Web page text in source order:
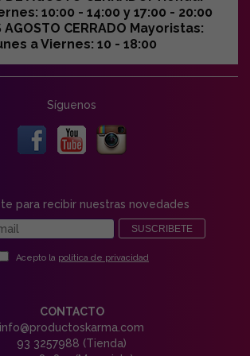
10:00 - 14:00 y 17:00 - 20:00
AGOSTO CERRADO Mayoristas:
a Viernes: 10 - 18:00
Síguenos
para recibir nuestras novedades
SUSCRIBETE
Acepto la política de privacidad
CONTACTO
info@productoskarma.com
93 3257988 (Tienda)